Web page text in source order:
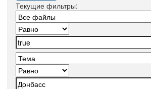
Текущие фильтры: